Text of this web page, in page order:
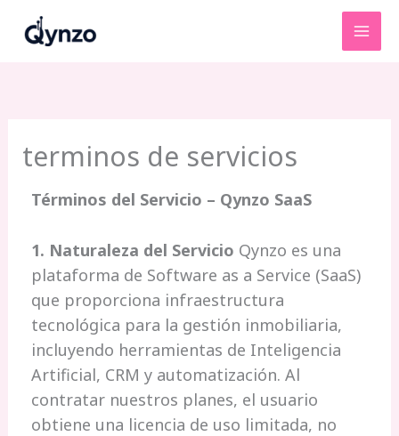
terminos de servicios
Términos del Servicio – Qynzo SaaS
1. Naturaleza del Servicio Qynzo es una
plataforma de Software as a Service (SaaS)
que proporciona infraestructura
tecnológica para la gestión inmobiliaria,
incluyendo herramientas de Inteligencia
Artificial, CRM y automatización. Al
contratar nuestros planes, el usuario
obtiene una licencia de uso limitada, no